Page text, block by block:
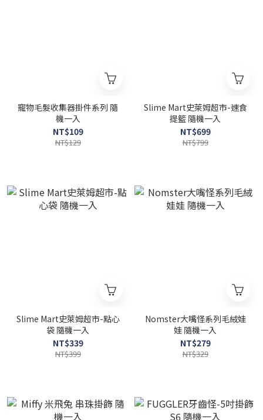
寵物毛髮收集器掛件系列 隨
機一入
NT$109
NT$129
Slime Mart史萊姆超市-速食
提籃 隨機一入
NT$699
NT$799
Slime Mart史萊姆超市-點心
袋 隨機一入
NT$339
NT$399
Nomster大嘴怪系列毛絨娃
娃 隨機一入
NT$279
NT$329